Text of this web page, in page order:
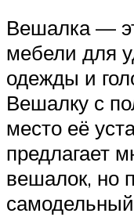
Вешалка —
мебели для
одежды и
Вешалку с
место её
предлагает
вешалок, но